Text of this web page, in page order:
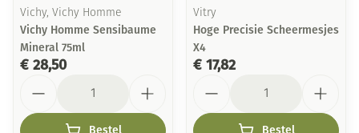
Vichy, Vichy Homme
Vichy Homme Sensibaume
Mineral 75ml
€ 28,50
Bestel
Vitry
Hoge Precisie Scheermesjes
X4
€ 17,82
Bestel